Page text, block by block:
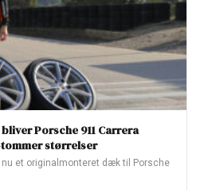
Porsche 911 Carrera
størrelser
nu et originalmonteret dæk til Porsche